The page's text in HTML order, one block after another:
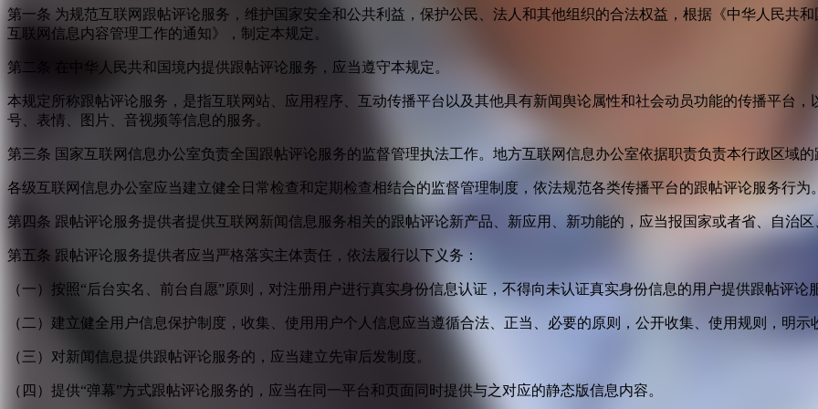
第一条 为规范互联网跟帖评论服务，维护国家安全和公共利益，保护公民、法人和其他组织的合法权益，根据《中华人民共
互联网信息内容管理工作的通知》，制定本规定。
第二条 在中华人民共和国境内提供跟帖评论服务，应当遵守本规定。
本规定所称跟帖评论服务，是指互联网站、应用程序、互动传播平台以及其他具有新闻舆论属性和社会动员功能的传播平台
号、表情、图片、音视频等信息的服务。
第三条 国家互联网信息办公室负责全国跟帖评论服务的监督管理执法工作。地方互联网信息办公室依据职责负责本行政区域
各级互联网信息办公室应当建立健全日常检查和定期检查相结合的监督管理制度，依法规范各类传播平台的跟帖评论服务行为
第四条 跟帖评论服务提供者提供互联网新闻信息服务相关的跟帖评论新产品、新应用、新功能的，应当报国家或者省、自治
第五条 跟帖评论服务提供者应当严格落实主体责任，依法履行以下义务：
（一）按照“后台实名、前台自愿”原则，对注册用户进行真实身份信息认证，不得向未认证真实身份信息的用户提供跟帖评论
（二）建立健全用户信息保护制度，收集、使用用户个人信息应当遵循合法、正当、必要的原则，公开收集、使用规则，明
（三）对新闻信息提供跟帖评论服务的，应当建立先审后发制度。
（四）提供“弹幕”方式跟帖评论服务的，应当在同一平台和页面同时提供与之对应的静态版信息内容。